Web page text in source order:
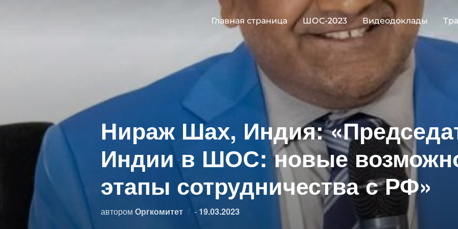
Главная страница ШОС-2023 Видеодоклады
Нираж Шах, Индия:
Индии в ШОС: новые
этапы сотрудничества с РФ»
автором Оргкомитет - Опубликовано
19.03.2023